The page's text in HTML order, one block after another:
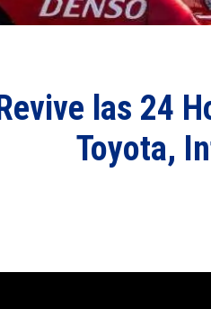
Revive las 24
Toyota,